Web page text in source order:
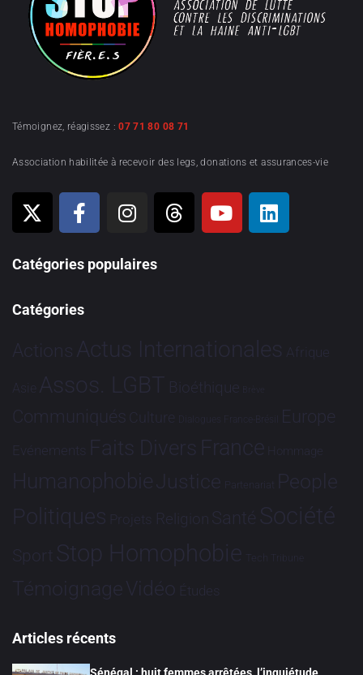
Témoignez, réagissez :07 71 80 08 71
Association habilitée à recevoir des legs, donations et assurances-vie
Catégories populaires
Catégories
Actions Actus Internationales Afrique
Asie Assos. LGBT Bioéthique Brève
Communiqués Culture Dialogues France-Brésil Europe
Evénements Faits Divers France Hommage
HumanophobieJustice Partenariat People
Politiques Projets Religion Santé Société
Sport Stop Homophobie Tech Tribune
TémoignageVidéo Études
Articles récents